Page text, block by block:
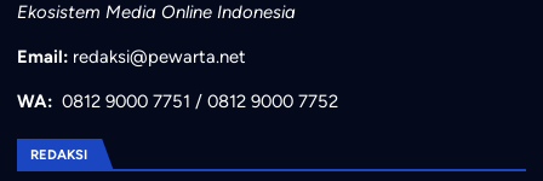
Ekosistem Media Online Indonesia
Email: redaksi@pewarta.net
WA: 0812 9000 7751 / 0812 9000 7752
REDAKSI